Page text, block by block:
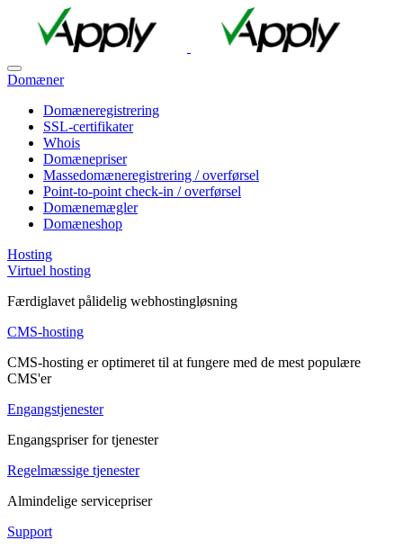
Domæner
Domæneregistrering
SSL-certifikater
Whois
Domænepriser
Massedomæneregistrering / overførsel
Point-to-point check-in / overførsel
Domænemægler
Domæneshop
Hosting
Virtuel hosting
Færdiglavet pålidelig webhostingløsning
CMS-hosting
CMS-hosting er optimeret til at fungere med de mest populære
CMS'er
Engangstjenester
Engangspriser for tjenester
Regelmæssige tjenester
Almindelige servicepriser
Support